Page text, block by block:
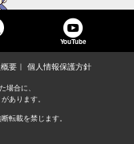
YouTube
要 個人情報保護方針
合に、
あります。
転載を禁じます。